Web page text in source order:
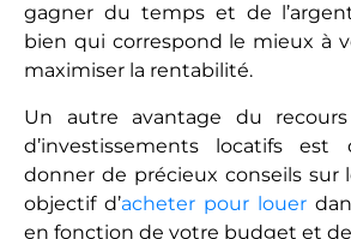
gagner du temps et de
bien qui correspond le mieux à
maximiser la rentabilité.
Un autre avantage du
d’investissements locatifs
donner de précieux conseils sur
objectif d’acheter pour louer
en fonction de votre budget et